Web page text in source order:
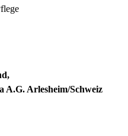
A.G. Arlesheim/Schweiz